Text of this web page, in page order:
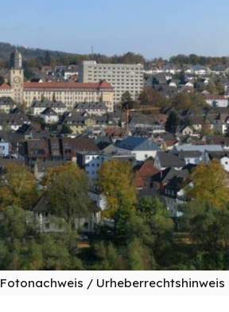
Fotonachweis / Urheberrechtshinweis